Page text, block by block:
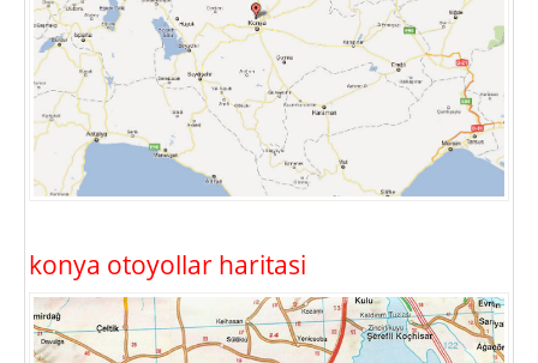
konya otoyollar haritasi